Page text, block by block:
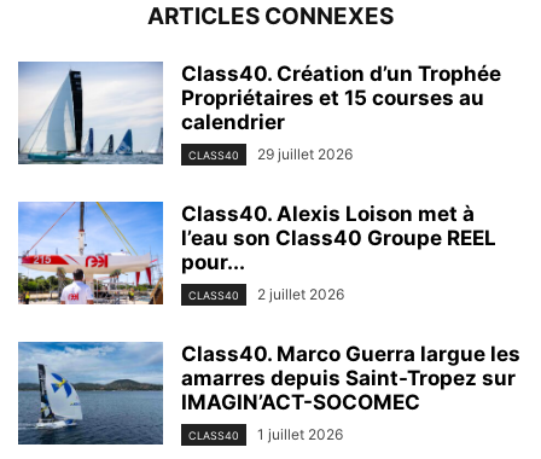
ARTICLES CONNEXES
Class40. Création d’un Trophée
Propriétaires et 15 courses au
calendrier
CLASS40 29 juillet 2026
Class40. Alexis Loison met à
l’eau son Class40 Groupe REEL
pour...
CLASS40 2 juillet 2026
Class40. Marco Guerra largue les
amarres depuis Saint-Tropez sur
IMAGIN’ACT-SOCOMEC
CLASS40 1 juillet 2026